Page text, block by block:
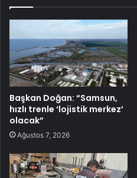
Başkan Doğan: “Samsun,
hızlı trenle ‘lojistik merkez’
olacak”
Ağustos 7, 2026